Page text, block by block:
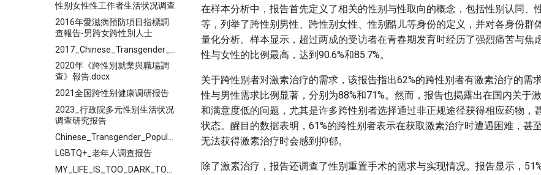
性别女性性工作者生活状况调查
2016年愛滋病預防項目指標調
查報告-男跨女跨性別人士
2020年《跨性別就業與職場調
查》報告.docx
2021全国跨性别健康调研报告
2023_行政院多元性别生活状况
调查研究报告
LGBTQ+_老年人调查报告
在样本分析中，报告首先定义了相关的性别与性取向的概念，包括性别认同、
等，列举了跨性别男性、跨性别女性、性别酷儿等身份的定义，并对各身份群
量化分析。样本显示，超过两成的受访者在青春期发育时经历了强烈痛苦与焦
性与女性的比例最高，达到90.6%和85.7%。
关于跨性别者对激素治疗的需求，该报告指出62%的跨性别者有激素治疗的需
性与男性需求比例显著，分别为88%和71%。然而，报告也揭露出在国内关于
和满意度低的问题，尤其是许多跨性别者选择通过非正规途径获得相应药物，
状态。醒目的数据表明，61%的跨性别者表示在获取激素治疗时遭遇困难，甚
无法获得激素治疗时会感到抑郁。
除了激素治疗，报告还调查了性别重置手术的需求与实现情况。报告显示，